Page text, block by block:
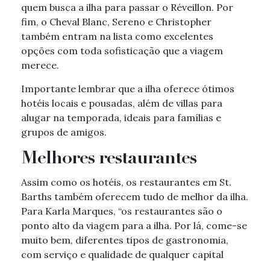
quem busca a ilha para passar o Réveillon. Por
fim, o Cheval Blanc, Sereno e Christopher
também entram na lista como excelentes
opções com toda sofisticação que a viagem
merece.
Importante lembrar que a ilha oferece ótimos
hotéis locais e pousadas, além de villas para
alugar na temporada, ideais para famílias e
grupos de amigos.
Melhores restaurantes
Assim como os hotéis, os restaurantes em St.
Barths também oferecem tudo de melhor da ilha.
Para Karla Marques, “os restaurantes são o
ponto alto da viagem para a ilha. Por lá, come-se
muito bem, diferentes tipos de gastronomia,
com serviço e qualidade de qualquer capital